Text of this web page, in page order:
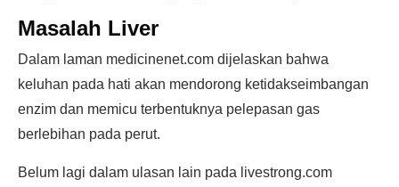
Masalah Liver
Dalam laman medicinenet.com dijelaskan bahwa
keluhan pada hati akan mendorong ketidakseimbangan
enzim dan memicu terbentuknya pelepasan gas
berlebihan pada perut.
Belum lagi dalam ulasan lain pada livestrong.com